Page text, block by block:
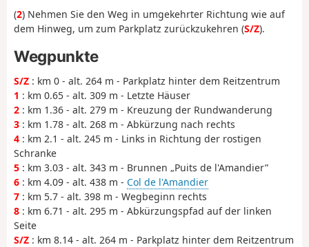
(2) Nehmen Sie den Weg in umgekehrter Richtung wie auf
dem Hinweg, um zum Parkplatz zurückzukehren (S/Z).
Wegpunkte
S/Z : km 0 - alt. 264 m - Parkplatz hinter dem Reitzentrum
1 : km 0.65 - alt. 309 m - Letzte Häuser
2 : km 1.36 - alt. 279 m - Kreuzung der Rundwanderung
3 : km 1.78 - alt. 268 m - Abkürzung nach rechts
4 : km 2.1 - alt. 245 m - Links in Richtung der rostigen
Schranke
5 : km 3.03 - alt. 343 m - Brunnen „Puits de l'Amandier”
6 : km 4.09 - alt. 438 m - Col de l'Amandier
7 : km 5.7 - alt. 398 m - Wegbeginn rechts
8 : km 6.71 - alt. 295 m - Abkürzungspfad auf der linken
Seite
S/Z : km 8.14 - alt. 264 m - Parkplatz hinter dem Reitzentrum